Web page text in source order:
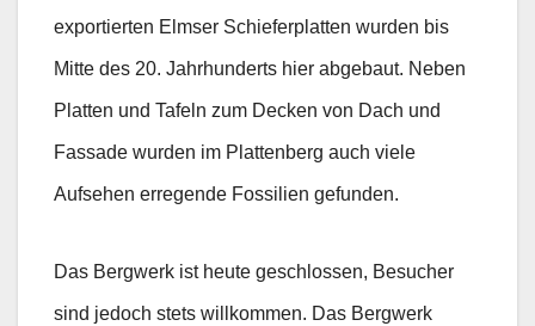
exportierten Elmser Schieferplatten wurden bis
Mitte des 20. Jahrhunderts hier abgebaut. Neben
Platten und Tafeln zum Decken von Dach und
Fassade wurden im Plattenberg auch viele
Aufsehen erregende Fossilien gefunden.
Das Bergwerk ist heute geschlossen, Besucher
sind jedoch stets willkommen. Das Bergwerk